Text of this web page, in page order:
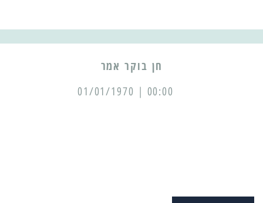
00:00 | 01/01/1970